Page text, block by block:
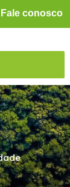
Fale conosco